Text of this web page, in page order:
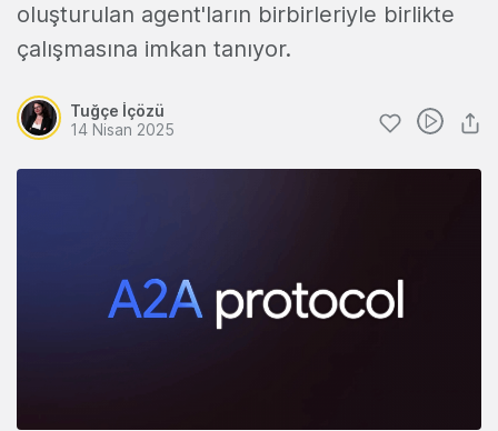
oluşturulan agent'ların birbirleriyle birlikte
çalışmasına imkan tanıyor.
Tuğçe İçözü
14 Nisan 2025